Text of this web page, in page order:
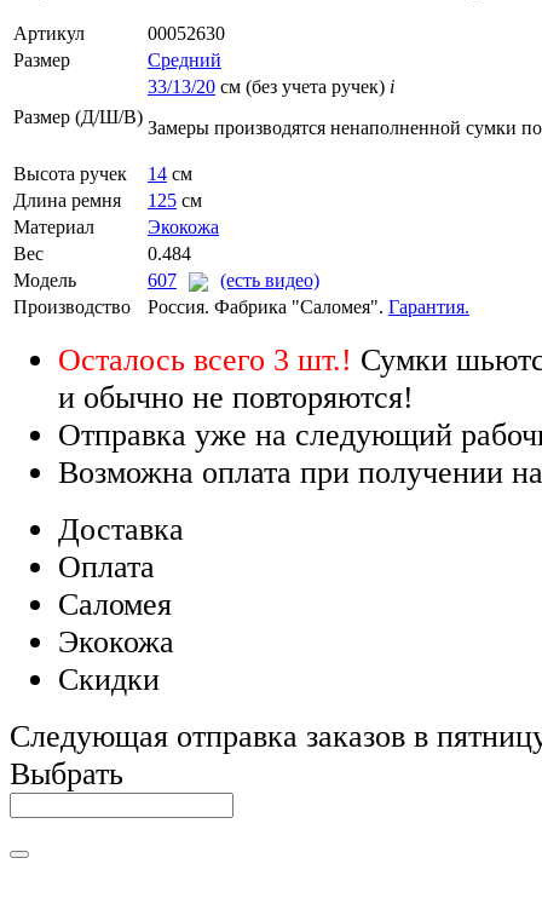
Артикул
00052630
Размер
Средний
Размер (Д/Ш/В)
33/13/20 см (без учета ручек) i
Замеры производятся ненаполненной сумки
Высота ручек 14 см
Длина ремня
125 см
Материал
Экокожа
Вес
0.484
Модель
607
(есть видео)
Производство
Россия. Фабрика "Саломея". Гарантия.
Осталось всего 3 шт.! Сумки
и обычно не повторяются!
Отправка уже на следующий
Возможна оплата при получении
Доставка
Оплата
Саломея
Экокожа
Скидки
Следующая отправка заказов в
Выбрать